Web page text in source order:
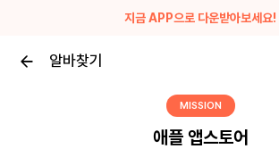
지금 APP으로 다운받아보세요!
알바찾기
MISSION
애플 앱스토어